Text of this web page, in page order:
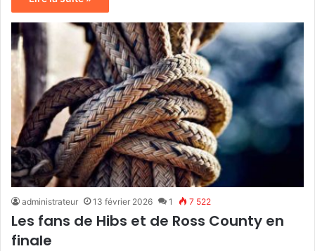
administrateur 13 février 2026 1 7 522
Les fans de Hibs et de Ross County en
finale